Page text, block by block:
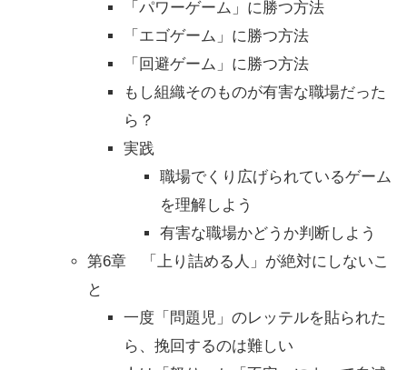
「パワーゲーム」に勝つ方法
「エゴゲーム」に勝つ方法
「回避ゲーム」に勝つ方法
もし組織そのものが有害な職場だった
ら？
実践
職場でくり広げられているゲーム
を理解しよう
有害な職場かどうか判断しよう
第6章 「上り詰める人」が絶対にしないこ
と
一度「問題児」のレッテルを貼られた
ら、挽回するのは難しい